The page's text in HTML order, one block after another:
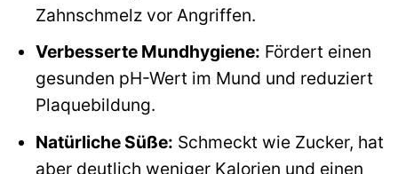
Zahnschmelz vor Angriffen.
Verbesserte Mundhygiene: Fördert einen
gesunden pH-Wert im Mund und reduziert
Plaquebildung.
Natürliche Süße: Schmeckt wie Zucker, hat
aber deutlich weniger Kalorien und einen